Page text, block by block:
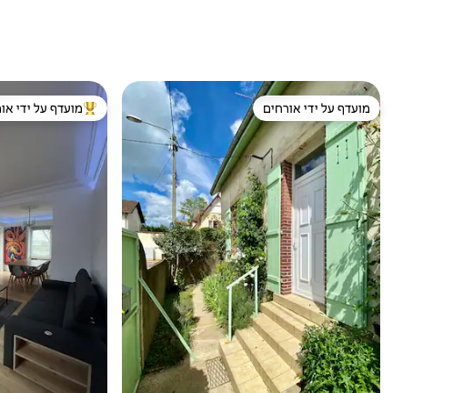
מועדף על ידי אורחים
מועדף על ידי אורחים מוביל בקרב נכסים
מועדף על ידי